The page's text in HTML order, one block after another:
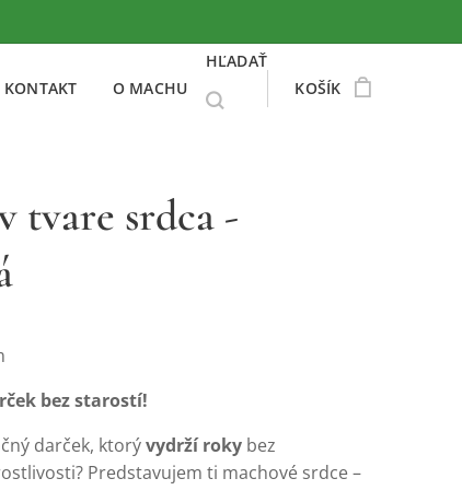
KONTAKT O MACHU
HĽADAŤ
KOŠÍK
tvare srdca -
bez starostí!
darček, ktorývydrží roky bez
Predstavujem ti machové srdce –